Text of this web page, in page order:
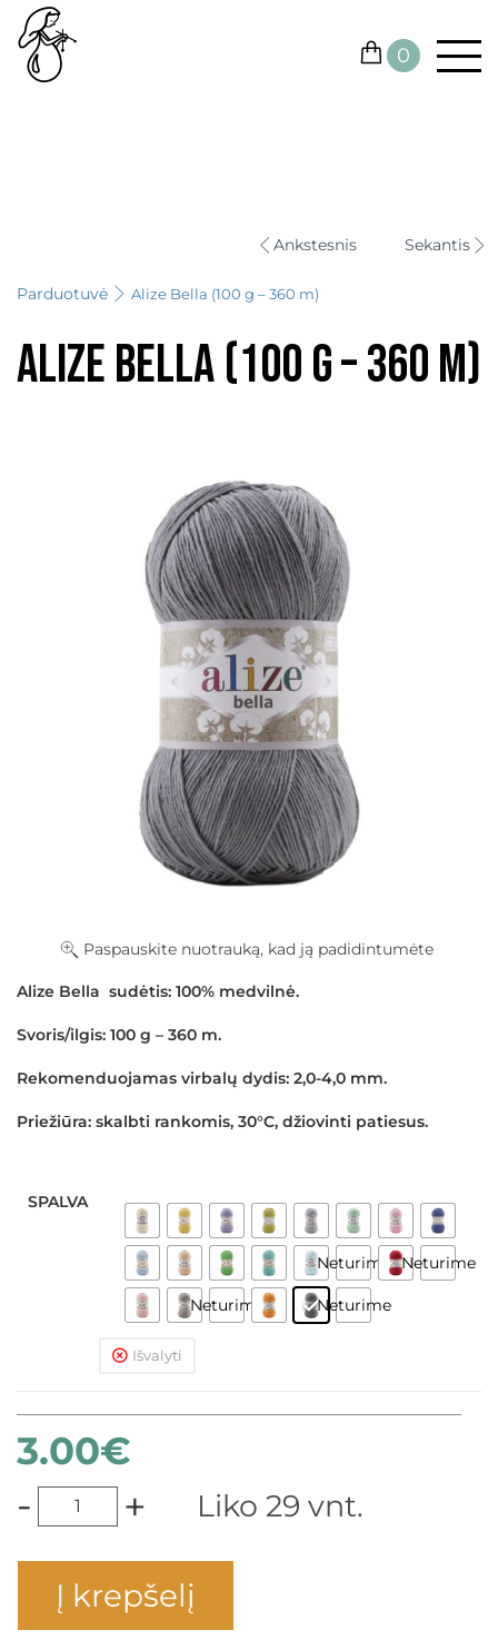
0
VIRBALAI IR VĄŠELIAI
DOVANŲ KUPONAI
Ankstesnis Sekantis
Parduotuvė Alize Bella (100 g – 360 m)
Alize Bella (100 g – 360 m)
Paspauskite nuotrauką, kad ją padidintumėte
Alize Bella sudėtis: 100% medvilnė.
Svoris/ilgis: 100 g – 360 m.
Rekomenduojamas virbalų dydis: 2,0-4,0 mm.
Priežiūra: skalbti rankomis, 30°C, džiovinti patiesus.
SPALVA
Neturime Neturime
Neturime Neturime
Išvalyti
3.00€
- + Liko 29 vnt.
Į krepšelį